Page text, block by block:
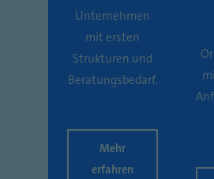
Unternehmen
mit ersten
Strukturen und
Beratungsbedarf.
Mehr
erfahren